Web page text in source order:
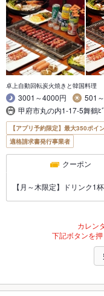
卓上自動回転炭火焼きと韓国料理
3001～4000円
501
甲府市丸の内1-17-5舞鶴
【アプリ予約限定】最大350ポイ
適格請求書発行事業者
クーポン
【月～木限定】ドリンク1
カレン
下記ボタンを押